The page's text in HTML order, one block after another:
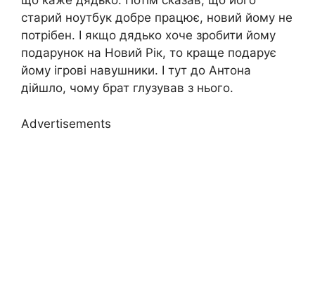
старий ноутбук добре працює, новий йому не
потрібен. І якщо дядько хоче зробити йому
подарунок на Новий Рік, то краще подарує
йому ігрові навушники. І тут до Антона
дійшло, чому брат глузував з нього.
Advertisements